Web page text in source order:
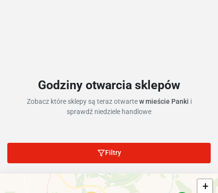
Godziny otwarcia sklepów
Zobacz które sklepy są teraz otwartew mieście Panki i
sprawdź niedziele handlowe
Filtry
+